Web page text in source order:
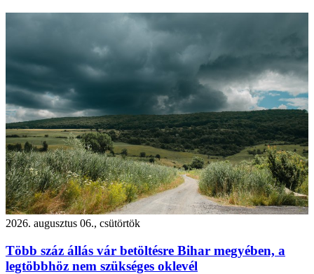
2026. augusztus 06., csütörtök
Több száz állás vár betöltésre Bihar megyében, a
legtöbbhöz nem szükséges oklevél